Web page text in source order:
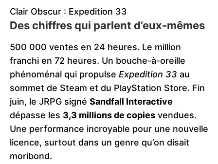
Clair Obscur : Expedition 33
Des chiffres qui parlent d’eux-mêmes
500 000 ventes en 24 heures. Le million
franchi en 72 heures. Un bouche-à-oreille
phénoménal qui propulse Expedition 33 au
sommet de Steam et du PlayStation Store. Fin
juin, le JRPG signé Sandfall Interactive
dépasse les 3,3 millions de copies vendues.
Une performance incroyable pour une nouvelle
licence, surtout dans un genre qu’on disait
moribond.